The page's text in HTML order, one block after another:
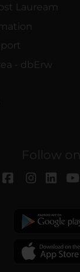
Lauream
- dbErw
Follow on